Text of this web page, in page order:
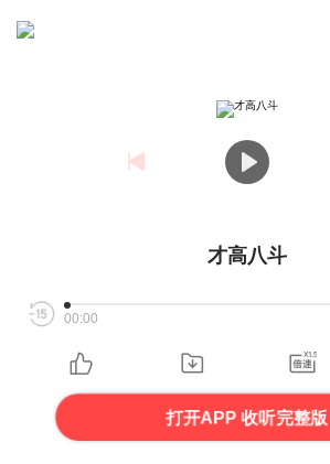
才高八斗
00:00
打开APP 收听完整版